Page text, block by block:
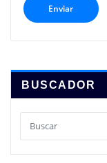
BUSCADOR